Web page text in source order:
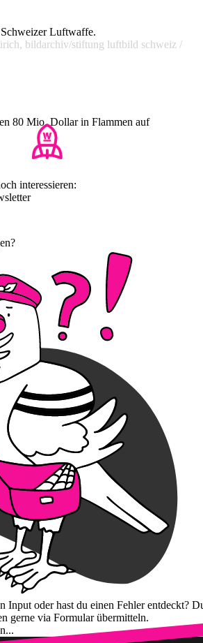
Luftwaffe.
bildarchiv/stiftung luftbild schweiz /
80 Mio. Dollar in Flammen auf
interessieren:
Input oder hast du einen Fehler entdeckt?
gerne via Formular übermitteln.